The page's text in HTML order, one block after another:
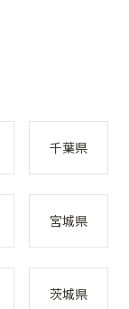
千葉県
宮城県
茨城県